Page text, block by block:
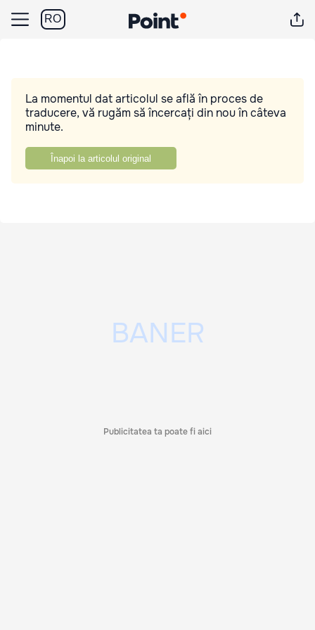
RO
La momentul dat articolul se află în proces de
traducere, vă rugăm să încercați din nou în câteva
minute.
Înapoi la articolul original
Publicitatea ta poate fi aici